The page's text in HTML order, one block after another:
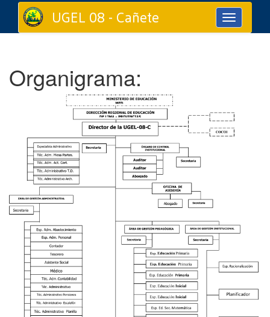
Toggle
navigation
UGEL 08 - Cañete
Organigrama: